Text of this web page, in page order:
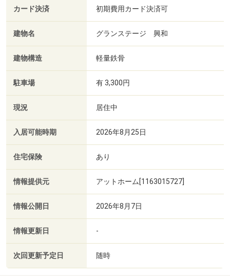
カード決済 初期費用カード決済可
建物名 グランステージ 興和
建物構造 軽量鉄骨
駐車場 有 3,300円
現況 居住中
入居可能時期 2026年8月25日
住宅保険 あり
情報提供元 アットホーム[1163015727]
情報公開日 2026年8月7日
情報更新日 -
次回更新予定日 随時